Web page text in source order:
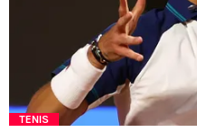
TENIS